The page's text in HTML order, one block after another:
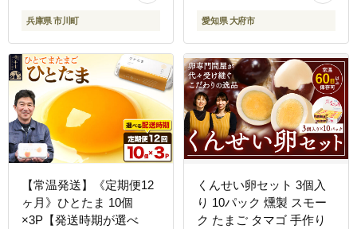
兵庫県 市川町 愛知県 大府市
【常温発送】《定期便12
ヶ月》ひとたま 10個
×3P【発送時期が選べ
くんせい卵セット 3個入
り 10パック 燻製 スモー
ク たまご タマゴ 手作り